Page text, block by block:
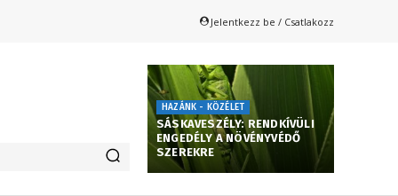
Jelentkezz be / Csatlakozz
HAZÁNK - KÖZÉLET
SÁSKAVESZÉLY: RENDKÍVÜLI
ENGEDÉLY A NÖVÉNYVÉDŐ
SZEREKRE